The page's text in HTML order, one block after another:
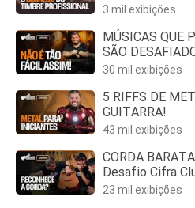
3 mil exibições
MÚSICAS QUE
SÃO
30 mil exibições
5 RIFFS DE
GUITARRA!
43 mil exibições
CORDA
Desafio Cifra
23 mil exibições